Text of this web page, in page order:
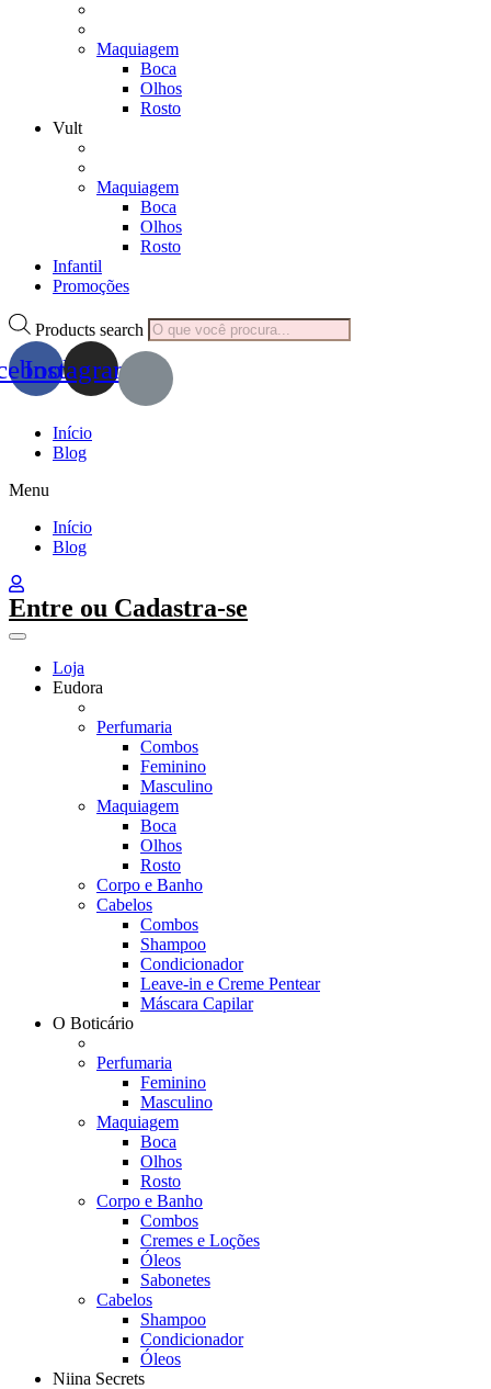
Maquiagem
Boca
Olhos
Rosto
Vult
Maquiagem
Boca
Olhos
Rosto
Infantil
Promoções
Products search
Instagram
Início
Blog
Menu
Início
Blog
Entre ou Cadastra-se
Loja
Eudora
Perfumaria
Combos
Feminino
Masculino
Maquiagem
Boca
Olhos
Rosto
Corpo e Banho
Cabelos
Combos
Shampoo
Condicionador
Leave-in e Creme Pentear
Máscara Capilar
O Boticário
Perfumaria
Feminino
Masculino
Maquiagem
Boca
Olhos
Rosto
Corpo e Banho
Combos
Cremes e Loções
Óleos
Sabonetes
Cabelos
Shampoo
Condicionador
Óleos
Niina Secrets